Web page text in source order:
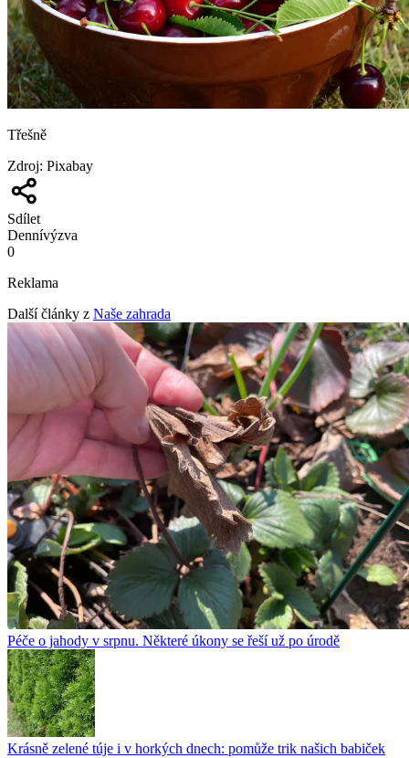
Třešně
Zdroj: Pixabay
Sdílet
Dennívýzva
0
Reklama
Další články z Naše zahrada
Péče o jahody v srpnu. Některé úkony se řeší už po úrodě
Krásně zelené túje i v horkých dnech: pomůže trik našich babiček